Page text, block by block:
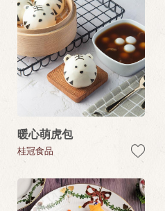
暖心萌虎包
桂冠食品